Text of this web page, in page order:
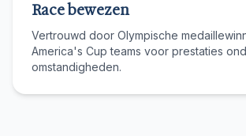
Race bewezen
Vertrouwd door Olympische
America's Cup teams voor prestaties
omstandigheden.